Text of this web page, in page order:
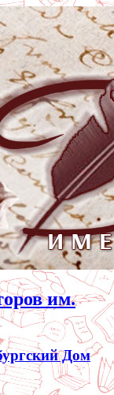
им.
Дом